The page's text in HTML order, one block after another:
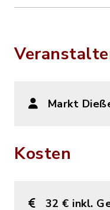
Markt
Kosten
32 € inkl.